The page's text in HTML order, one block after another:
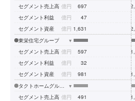
セグメント売上高 億円 697
セグメント利益
億円 47
セグメント資産
億円 1,631
東栄住宅グループ
▾
セグメント売上高 億円 597
セグメント利益
億円 32
セグメント資産
億円 981
▾
セグメント売上高 億円 491